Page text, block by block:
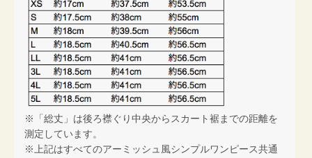
※「総丈」は後ろ襟ぐり中央からスカート裾までの距離を
測定しています。
※上記はすべてのアーミッシュ風シンプルワンピース共通